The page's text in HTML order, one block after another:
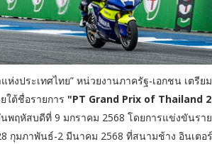
ห่งประเทศไทย” หน่วยงานภาครัฐ-เอกชน เตรีย
ใต้ชื่อรายการ "PT Grand Prix of Thailand
พฤหัสบดีที่ 9 มกราคม 2568 โดยการแข่งขันรา
กุมภาพันธ์-2 มีนาคม 2568 ที่สนามช้าง อินเตอ